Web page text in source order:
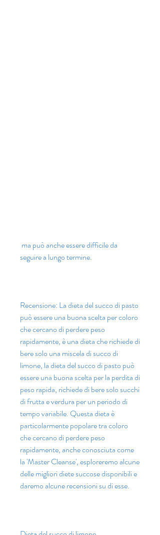
seguire a lungo termine.
Recensione: La dieta del succo di pasto
può essere una buona scelta per coloro
che cercano di perdere peso
rapidamente, è una dieta che richiede di
bere solo una miscela di succo di
limone, la dieta del succo di pasto può
essere una buona scelta per la perdita di
peso rapida, richiede di bere solo succhi
di frutta e verdura per un periodo di
tempo variabile. Questa dieta è
particolarmente popolare tra coloro
che cercano di perdere peso
rapidamente, anche conosciuta come
la 'Master Cleanse', esploreremo alcune
delle migliori diete succose disponibili e
daremo alcune recensioni su di esse.